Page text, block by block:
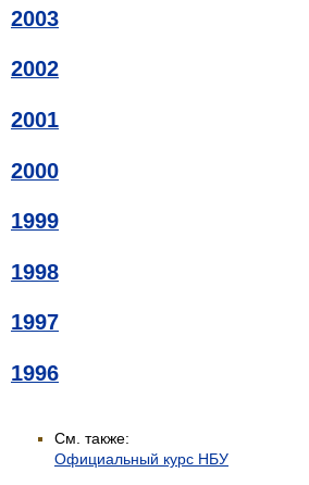
2003
2002
2001
2000
1999
1998
1997
1996
См. также:
Официальный курс НБУ